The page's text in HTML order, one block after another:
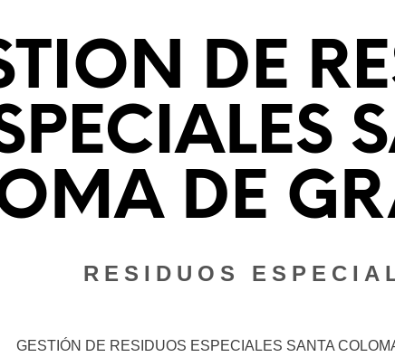
DE
DE
RESIDUOS
GESTIÓN DE RESIDUOS ESPECIALES SANTA